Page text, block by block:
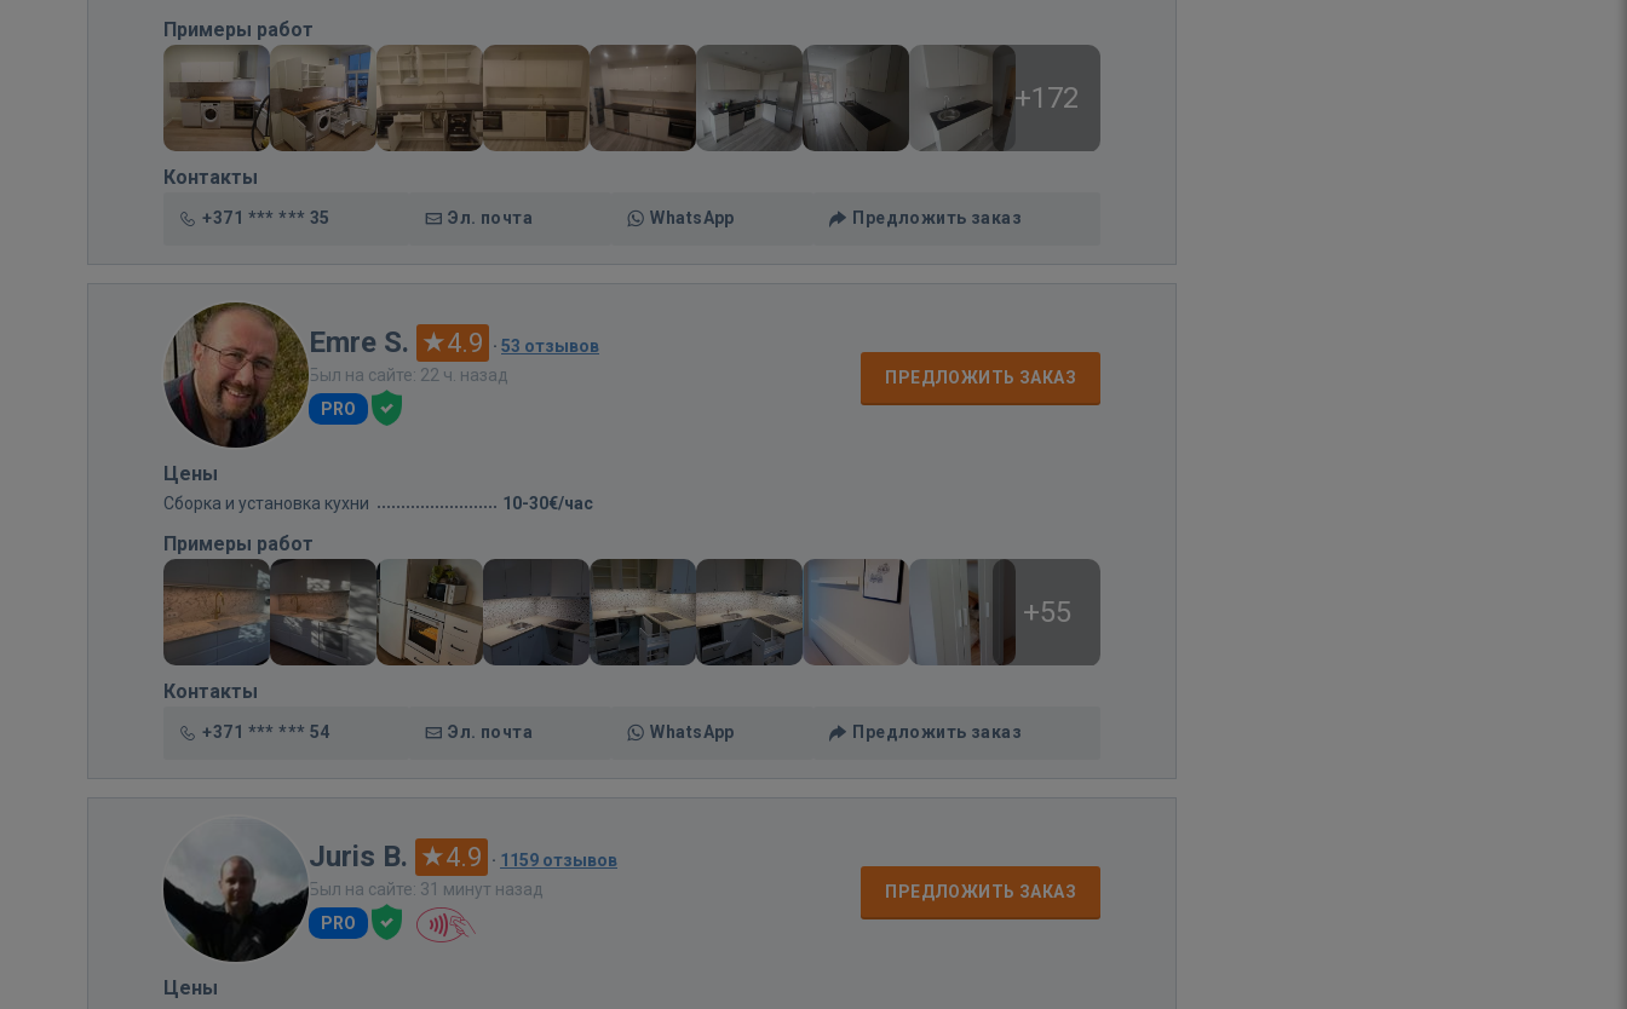
Примеры работ
+172
Контакты
+371 *** *** 35 Эл. почта WhatsApp Предложить заказ
Emre S. 4.9 · 53 отзывов
Был на сайте: 22 ч. назад
PRO
ПРЕДЛОЖИТЬ ЗАКАЗ
Цены
Сборка и установка кухни 10-30€/час
Примеры работ
+55
Контакты
+371 *** *** 54 Эл. почта WhatsApp Предложить заказ
Juris B. 4.9 · 1159 отзывов
Был на сайте: 31 минут назад
PRO
ПРЕДЛОЖИТЬ ЗАКАЗ
Цены